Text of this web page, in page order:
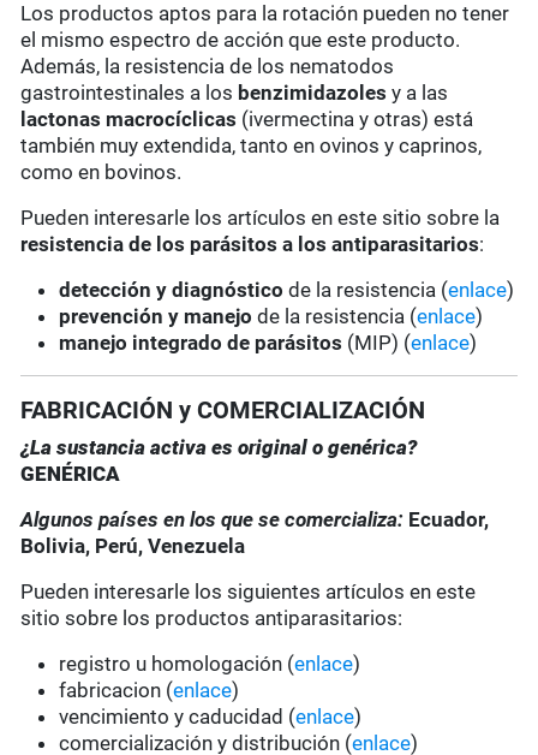
Los productos aptos para la rotación pueden no tener
el mismo espectro de acción que este producto.
Además, la resistencia de los nematodos
gastrointestinales a los benzimidazoles y a las
lactonas macrocíclicas (ivermectina y otras) está
también muy extendida, tanto en ovinos y caprinos,
como en bovinos.
Pueden interesarle los artículos en este sitio sobre la
resistencia de los parásitos a los antiparasitarios:
detección y diagnóstico de la resistencia (enlace)
prevención y manejo de la resistencia (enlace)
manejo integrado de parásitos (MIP) (enlace)
FABRICACIÓN y COMERCIALIZACIÓN
¿La sustancia activa es original o genérica?
GENÉRICA
Algunos países en los que se comercializa: Ecuador,
Bolivia, Perú, Venezuela
Pueden interesarle los siguientes artículos en este
sitio sobre los productos antiparasitarios:
registro u homologación (enlace)
fabricacion (enlace)
vencimiento y caducidad (enlace)
comercialización y distribución (enlace)